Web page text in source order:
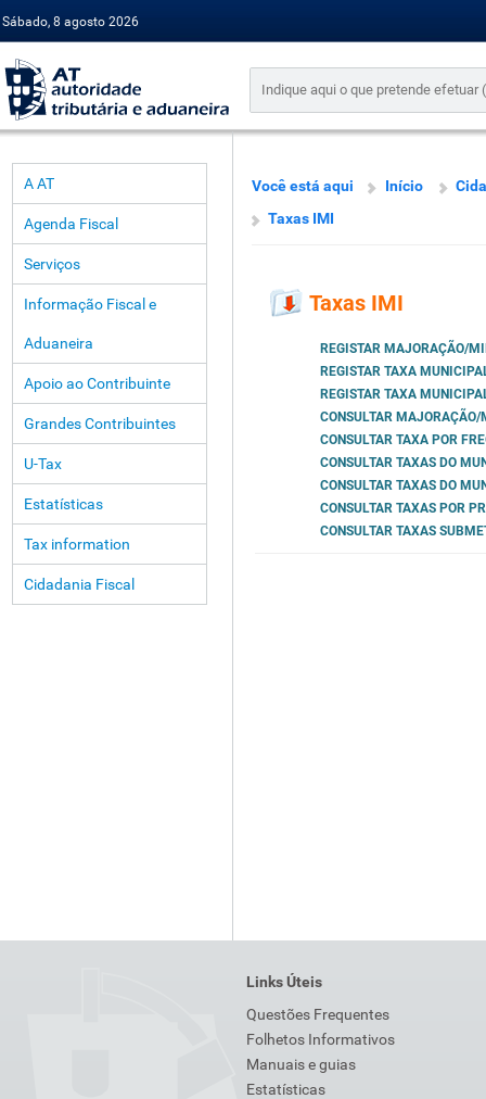
Sábado, 8 agosto 2026
A AT
Agenda Fiscal
Serviços
Informação Fiscal e
Aduaneira
Apoio ao Contribuinte
Grandes Contribuintes
U-Tax
Estatísticas
Tax information
Cidadania Fiscal
Você está aqui Início
Taxas IMI
Taxas IMI
REGISTAR MAJORAÇÃO/
REGISTAR TAXA
REGISTAR TAXA
CONSULTAR MAJORAÇÃO/
CONSULTAR TAXA POR
CONSULTAR TAXAS DO
CONSULTAR TAXAS DO
CONSULTAR TAXAS POR
CONSULTAR TAXAS
Links Úteis
Questões Frequentes
Folhetos Informativos
Manuais e guias
Estatísticas